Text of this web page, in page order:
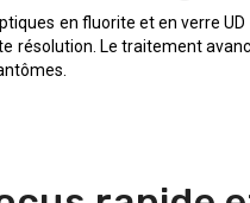
en fluorite et en verre
résolution. Le traitement